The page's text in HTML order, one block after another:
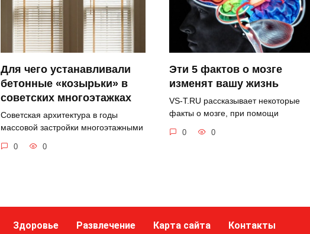
Для чего устанавливали
бетонные «козырьки» в
советских многоэтажках
Советская архитектура в годы
массовой застройки многоэтажными
0 0
Эти 5 фактов о мозге
изменят вашу жизнь
VS-T.RU рассказывает некоторые
факты о мозге, при помощи
0 0
Здоровье Развлечение Карта сайта Контакты